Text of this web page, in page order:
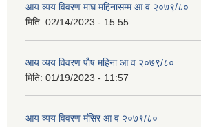
आय व्यय विवरण माघ महिनासम्म आ व २०७९/८०
मिति: 02/14/2023 - 15:55
आय व्यय विवरण पौष महिना आ व २०७९/८०
मिति: 01/19/2023 - 11:57
आय व्यय विवरण मंसिर आ व २०७९/८०